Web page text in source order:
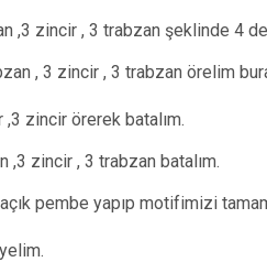
,3 zincir , 3 trabzan şeklinde 4
, 3 zincir , 3 trabzan örelim
zincir örerek batalım.
,3 zincir , 3 trabzan batalım.
pembe yapıp motifimizi